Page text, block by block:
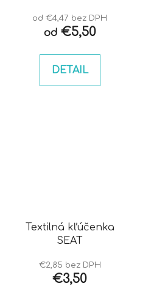
od €4,47 bez DPH
od€5,50
DETAIL
Textilná kľúčenka
SEAT
€2,85 bez DPH
€3,50